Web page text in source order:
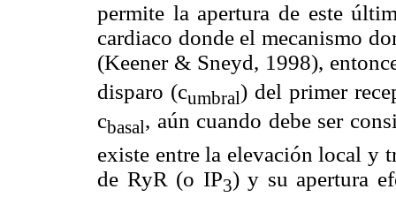
permite la apertura de este
cardiaco donde el mecanismo
(Keener & Sneyd, 1998),
disparo (cumbral) del primer
cbasal , aún cuando debe ser
existe entre la elevación local y
de RyR (o IP3) y su apertura